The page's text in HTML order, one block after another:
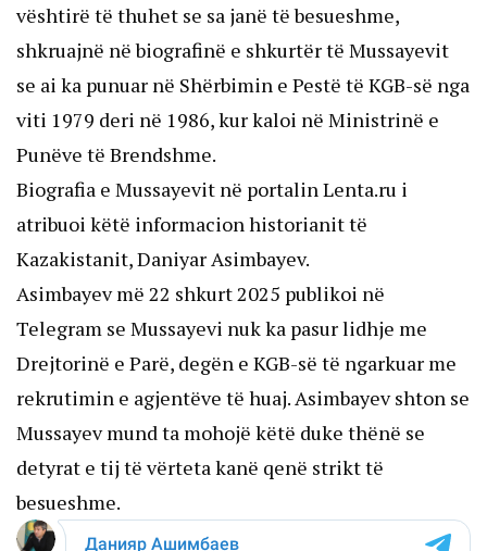
vështirë të thuhet se sa janë të besueshme,
shkruajnë në biografinë e shkurtër të Mussayevit
se ai ka punuar në Shërbimin e Pestë të KGB-së nga
viti 1979 deri në 1986, kur kaloi në Ministrinë e
Punëve të Brendshme.
Biografia e Mussayevit në portalin Lenta.ru i
atribuoi këtë informacion historianit të
Kazakistanit, Daniyar Asimbayev.
Asimbayev më 22 shkurt 2025 publikoi në
Telegram se Mussayevi nuk ka pasur lidhje me
Drejtorinë e Parë, degën e KGB-së të ngarkuar me
rekrutimin e agjentëve të huaj. Asimbayev shton se
Mussayev mund ta mohojë këtë duke thënë se
detyrat e tij të vërteta kanë qenë strikt të
besueshme.